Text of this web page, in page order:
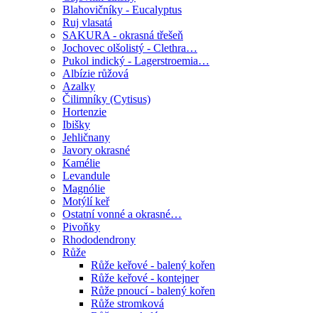
Blahovičníky - Eucalyptus
Ruj vlasatá
SAKURA - okrasná třešeň
Jochovec olšolistý - Clethra…
Pukol indický - Lagerstroemia…
Albízie růžová
Azalky
Čilimníky (Cytisus)
Hortenzie
Ibišky
Jehličnany
Javory okrasné
Kamélie
Levandule
Magnólie
Motýlí keř
Ostatní vonné a okrasné…
Pivoňky
Rhododendrony
Růže
Růže keřové - balený kořen
Růže keřové - kontejner
Růže pnoucí - balený kořen
Růže stromková